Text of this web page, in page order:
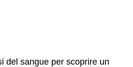
del sangue per scoprire un